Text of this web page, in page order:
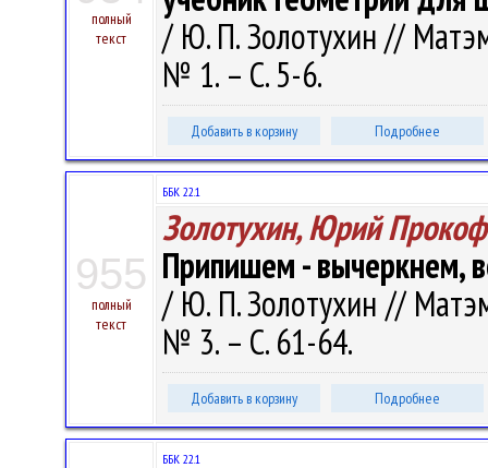
полный
текст
/ Ю. П. Золотухин //
№ 1. – С. 5-6.
Добавить в корзину Подробнее
955
полный
текст
ББК 22.1
Золотухин, Юрий
Припишем - вычеркнем,
/ Ю. П. Золотухин //
№ 3. – С. 61-64.
Добавить в корзину Подробнее
ББК 22.1